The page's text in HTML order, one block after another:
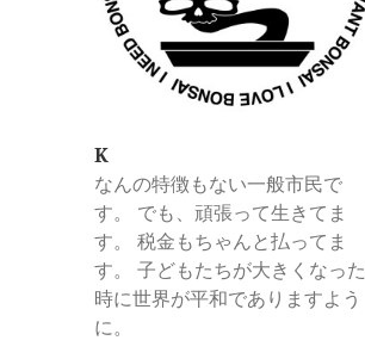
K
なんの特徴もない一般市民で
す。 でも、頑張って生きてま
す。 税金もちゃんと払ってま
す。 子どもたちが大きくなった
時に世界が平和でありますよう
に。